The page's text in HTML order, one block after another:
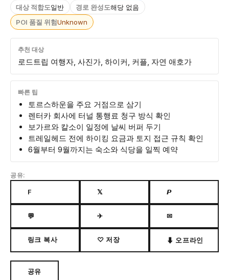
대상 적합도일반 경로 완성도해당 없음
POI 품질 위험Unknown
추천 대상
로드트립 여행자, 사진가, 하이커, 커플, 자연 애호가
빠른 팁
토르스하운을 주요 거점으로 삼기
렌터카 회사에 터널 통행료 청구 방식 확인
보가르와 칼소이 일정에 날씨 버퍼 두기
트레일헤드 전에 하이킹 요금과 토지 접근 규칙 확인
6월부터 9월까지는 숙소와 식당을 일찍 예약
공유:
F 𝕏 𝙋
💬 ✈ ✉
링크 복사 ♡ 저장 ⬇ 오프라인
공유